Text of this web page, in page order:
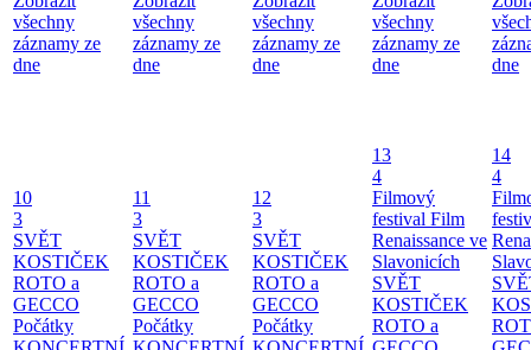
všechny
záznamy ze
dne
všechny
záznamy ze
dne
všechny
záznamy ze
dne
všechny
záznamy ze
dne
dne
10
3
SVĚT
KOSTIČEK
ROTO a
GECCO
Počátky
11
3
SVĚT
KOSTIČEK
ROTO a
GECCO
Počátky
12
3
SVĚT
KOSTIČEK
ROTO a
GECCO
Počátky
13
4
Filmový
festival Film
Renaissance ve
Slavonicích
SVĚT
KOSTIČEK
ROTO a
14
4